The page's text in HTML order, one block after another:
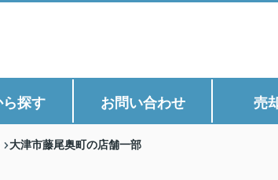
探す お問い合わせ 売
大津市藤尾奥町の店舗一部